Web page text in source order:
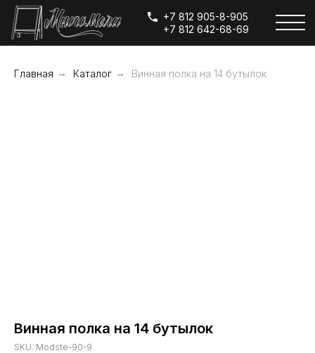
+7 812 905-8-905
+7 812 642-68-69
Главная → Каталог → Винная полка на 14 бутылок
Винная полка на 14 бутылок
SKU: Modste-90-9